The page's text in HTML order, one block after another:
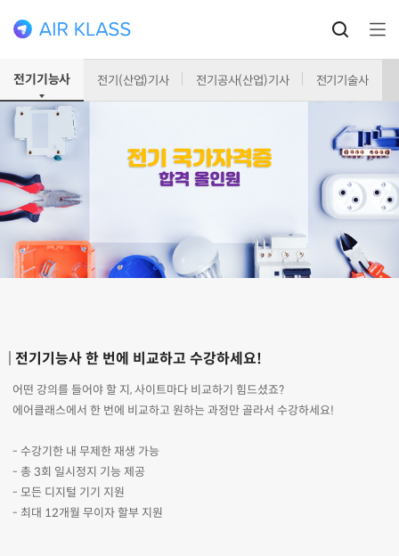
전기기능사 전기(산업)기사 전기공사(산업)기사 전기기술사
전기기능사 한 번에 비교하고 수강하세요!
어떤 강의를 들어야 할 지, 사이트마다 비교하기 힘드셨죠?
에어클래스에서 한 번에 비교하고 원하는 과정만 골라서 수강하세요!
- 수강기한 내 무제한 재생 가능
- 총 3회 일시정지 기능 제공
- 모든 디지털 기기 지원
- 최대 12개월 무이자 할부 지원